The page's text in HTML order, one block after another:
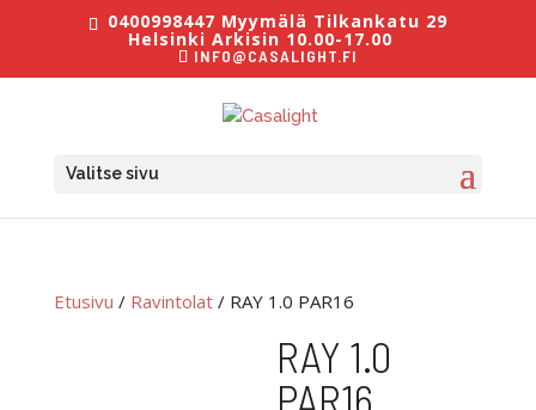
0400998447 Myymälä Tilkankatu 29
Helsinki Arkisin 10.00-17.00
INFO@CASALIGHT.FI
Valitse sivu
Etusivu / Ravintolat/ RAY 1.0 PAR16
RAY 1.0
PAR16